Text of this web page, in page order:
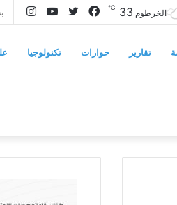
يوتيوبتويتر
فيسبوك الخرطوم 33
℃
تقارير حوارات تكنولوجيا